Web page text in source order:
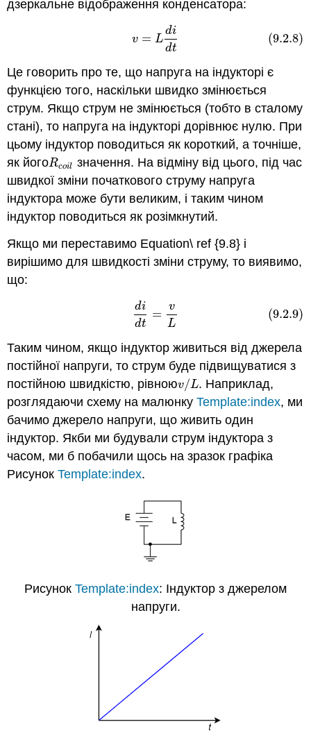
дзеркальне відображення конденсатора:
v = L
di
dt
(9.2.8)
v=Ld
Це говорить про те, що напруга на індукторі є
функцією того, наскільки швидко змінюється
струм. Якщо струм не змінюється (тобто в сталому
стані), то напруга на індукторі дорівнює нулю. При
цьому індуктор поводиться як короткий, а точніше,
як йогоRcoil
Rcoi значення. На відміну від цього, під час
швидкої зміни початкового струму напруга
індуктора може бути великим, і таким чином
індуктор поводиться як розімкнутий.
Якщо ми переставимо Equation\ ref {9.8} і
вирішимо для швидкості зміни струму, то виявимо,
що:
di
dt
=
v
L
(9.2.9)
(9.2.9) dt=
Таким чином, якщо індуктор живиться від джерела
постійної напруги, то струм буде підвищуватися з
постійною швидкістю, рівноюv/L
v/L . Наприклад,
розглядаючи схему на малюнкуTemplate:index, ми
бачимо джерело напруги, що живить один
індуктор. Якби ми будували струм індуктора з
часом, ми б побачили щось на зразок графіка
РисунокTemplate:index.
Рисунок Template:index: Індуктор з джерелом
напруги.